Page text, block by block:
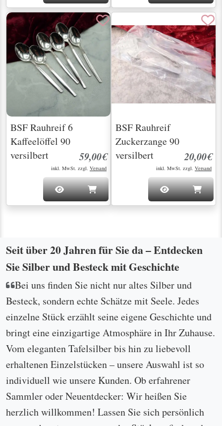
BSF Rauhreif 6
Kaffeelöffel 90
versilbert
59,00€
inkl. MwSt. zzgl. Versand
BSF Rauhreif
Zuckerzange 90
versilbert
20,00€
inkl. MwSt. zzgl. Versand
Seit über 20 Jahren für Sie da – Entdecken
Sie Silber und Besteck mit Geschichte
Bei uns finden Sie nicht nur altes Silber und
Besteck, sondern echte Schätze mit Seele. Jedes
einzelne Stück erzählt seine eigene Geschichte und
bringt eine einzigartige Atmosphäre in Ihr Zuhause.
Vom eleganten Tafelsilber bis hin zu liebevoll
erhaltenen Einzelstücken – unsere Auswahl ist so
individuell wie unsere Kunden. Ob erfahrener
Sammler oder Neuentdecker: Wir heißen Sie
herzlich willkommen! Lassen Sie sich persönlich